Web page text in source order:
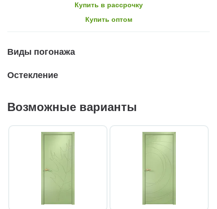
Купить в рассрочку
Купить оптом
Виды погонажа
Остекление
Возможные варианты